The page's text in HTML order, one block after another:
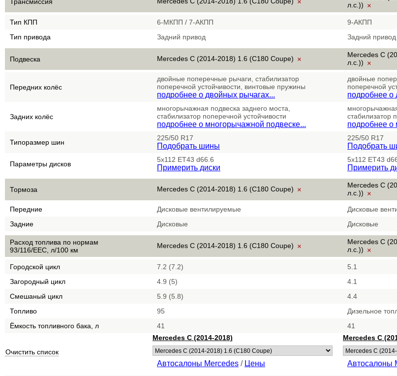
л.с.)) ×
Тип КПП 6-МКПП / 7-АКПП
9-АКПП
Тип привода
Задний привод Задний привод
Подвеска Mercedes C (2014-2018) 1.6 (C180 Coupe) ×
Mercedes C
л.с.)) ×
Передних колёс
двойные поперечные рычаги, стабилизатор
поперечной устойчивости, винтовые пружины
подробнее о двойных рычагах...
двойные
поперечной
подробнее о
Задних колёс
многорычажная подвеска заднего моста,
стабилизатор поперечной устойчивости
подробнее о многорычажной подвеске...
стабилизатор
подробнее о
Типоразмер шин
225/50 R17
Подобрать шины
225/50 R17
Подобрать
Параметры дисков
5x112 ET43 d66.6
Примерить диски
5x112 ET43
Примерить
Тормоза Mercedes C (2014-2018) 1.6 (C180 Coupe) ×
Mercedes C
л.с.)) ×
Передние Дисковые вентилируемые
Дисковые
Задние
Дисковые Дисковые
Расход топлива по нормам
93/116/EEC, л/100 км
Mercedes C (2014-2018) 1.6 (C180 Coupe) ×
Mercedes C
л.с.)) ×
Городской цикл 7.2 (7.2)
5.1
Загородный цикл
4.9 (5)
4.1
Смешаный цикл
5.9 (5.8)
4.4
Топливо
95
Дизельное
Ёмкость топливного бака, л
41 41
Очистить список
Mercedes C (2014-2018) Mercedes C
Автосалоны Mercedes / Цены Автосалоны